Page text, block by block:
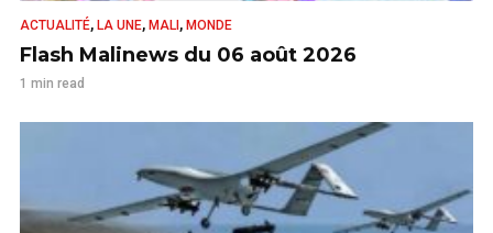
ACTUALITÉ, LA UNE, MALI , MONDE
Flash Malinews du 06 août 2026
1 min read